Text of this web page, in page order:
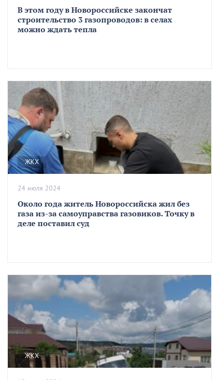
В этом году в Новороссийске закончат
строительство 3 газопроводов: в селах
можно ждать тепла
ЖКХ
Около года житель Новороссийска жил без
газа из-за самоуправства газовиков. Точку в
деле поставил суд
24 июля 2024
ЖКХ